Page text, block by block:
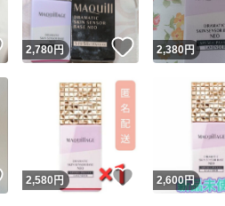
スピード＆安心発送
このユーザ
ます
安心発送 このユーザー
いいね！
2,780円 いいね！
2,380円
いいね！
2,580 円 いいね！
2,600円